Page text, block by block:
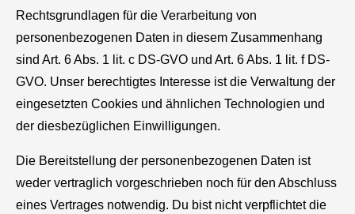
Rechtsgrundlagen für die Verarbeitung von
personenbezogenen Daten in diesem Zusammenhang
sind Art. 6 Abs. 1 lit. c DS-GVO und Art. 6 Abs. 1 lit. f DS-
GVO. Unser berechtigtes Interesse ist die Verwaltung der
eingesetzten Cookies und ähnlichen Technologien und
der diesbezüglichen Einwilligungen.
Die Bereitstellung der personenbezogenen Daten ist
weder vertraglich vorgeschrieben noch für den Abschluss
eines Vertrages notwendig. Du bist nicht verpflichtet die